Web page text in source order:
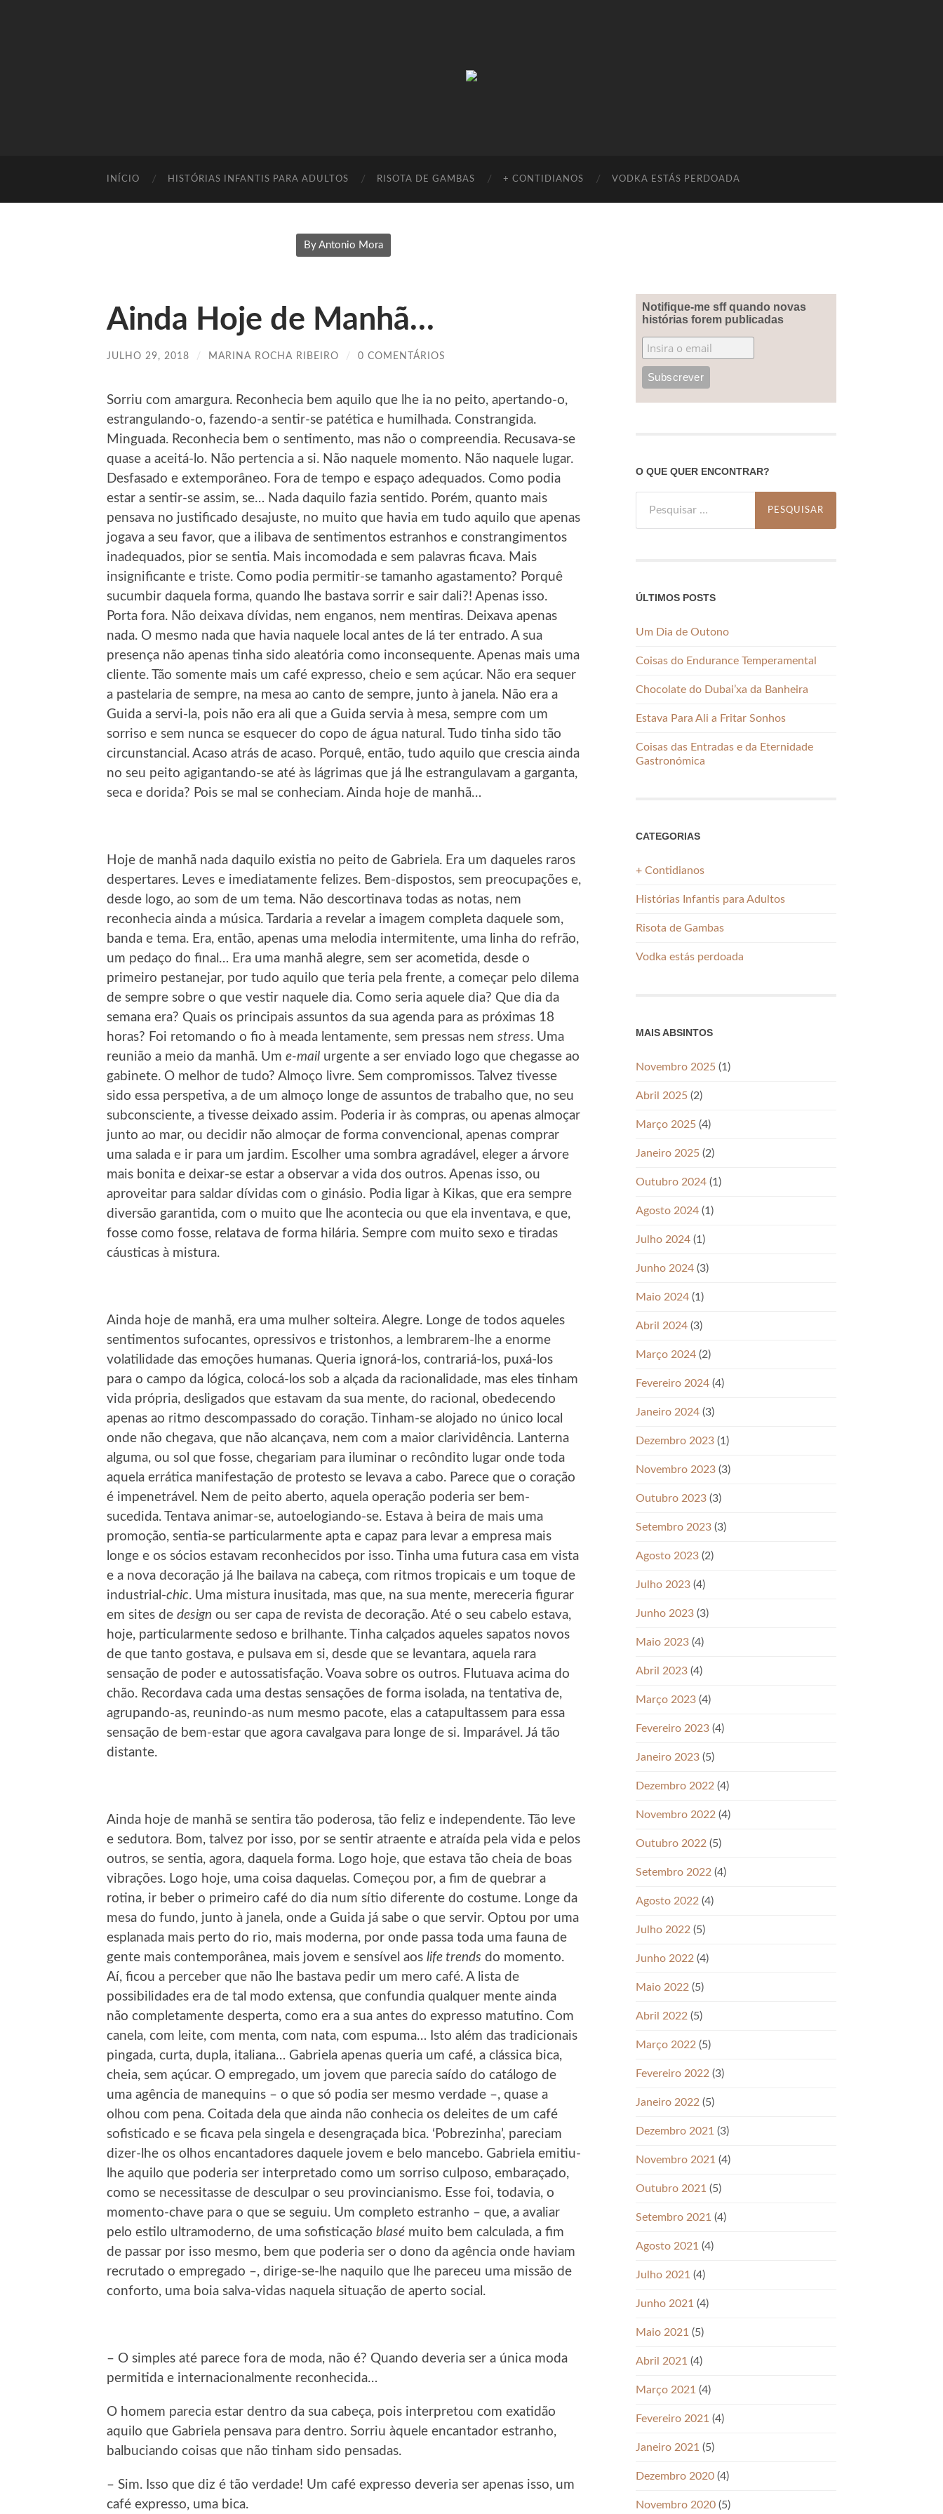
INÍCIO HISTÓRIAS INFANTIS PARA ADULTOS RISOTA DE GAMBAS + CONTIDIANOS VODKA ESTÁS PERDOADA
By Antonio Mora
Ainda Hoje de Manhã…
JULHO 29, 2018 / MARINA ROCHA RIBEIRO / 0 COMENTÁRIOS
Sorriu com amargura. Reconhecia bem aquilo que lhe ia no peito, apertando-o,
estrangulando-o, fazendo-a sentir-se patética e humilhada. Constrangida.
Minguada. Reconhecia bem o sentimento, mas não o compreendia. Recusava-se
quase a aceitá-lo. Não pertencia a si. Não naquele momento. Não naquele lugar.
Desfasado e extemporâneo. Fora de tempo e espaço adequados. Como podia
estar a sentir-se assim, se… Nada daquilo fazia sentido. Porém, quanto mais
pensava no justificado desajuste, no muito que havia em tudo aquilo que apenas
jogava a seu favor, que a ilibava de sentimentos estranhos e constrangimentos
inadequados, pior se sentia. Mais incomodada e sem palavras ficava. Mais
insignificante e triste. Como podia permitir-se tamanho agastamento? Porquê
sucumbir daquela forma, quando lhe bastava sorrir e sair dali?! Apenas isso.
Porta fora. Não deixava dívidas, nem enganos, nem mentiras. Deixava apenas
nada. O mesmo nada que havia naquele local antes de lá ter entrado. A sua
presença não apenas tinha sido aleatória como inconsequente. Apenas mais uma
cliente. Tão somente mais um café expresso, cheio e sem açúcar. Não era sequer
a pastelaria de sempre, na mesa ao canto de sempre, junto à janela. Não era a
Guida a servi-la, pois não era ali que a Guida servia à mesa, sempre com um
sorriso e sem nunca se esquecer do copo de água natural. Tudo tinha sido tão
circunstancial. Acaso atrás de acaso. Porquê, então, tudo aquilo que crescia ainda
no seu peito agigantando-se até às lágrimas que já lhe estrangulavam a garganta,
seca e dorida? Pois se mal se conheciam. Ainda hoje de manhã…
Hoje de manhã nada daquilo existia no peito de Gabriela. Era um daqueles raros
despertares. Leves e imediatamente felizes. Bem-dispostos, sem preocupações e,
desde logo, ao som de um tema. Não descortinava todas as notas, nem
reconhecia ainda a música. Tardaria a revelar a imagem completa daquele som,
banda e tema. Era, então, apenas uma melodia intermitente, uma linha do refrão,
um pedaço do final… Era uma manhã alegre, sem ser acometida, desde o
primeiro pestanejar, por tudo aquilo que teria pela frente, a começar pelo dilema
de sempre sobre o que vestir naquele dia. Como seria aquele dia? Que dia da
semana era? Quais os principais assuntos da sua agenda para as próximas 18
horas? Foi retomando o fio à meada lentamente, sem pressas nem stress. Uma
reunião a meio da manhã. Um e-mail urgente a ser enviado logo que chegasse ao
gabinete. O melhor de tudo? Almoço livre. Sem compromissos. Talvez tivesse
sido essa perspetiva, a de um almoço longe de assuntos de trabalho que, no seu
subconsciente, a tivesse deixado assim. Poderia ir às compras, ou apenas almoçar
junto ao mar, ou decidir não almoçar de forma convencional, apenas comprar
uma salada e ir para um jardim. Escolher uma sombra agradável, eleger a árvore
mais bonita e deixar-se estar a observar a vida dos outros. Apenas isso, ou
aproveitar para saldar dívidas com o ginásio. Podia ligar à Kikas, que era sempre
diversão garantida, com o muito que lhe acontecia ou que ela inventava, e que,
fosse como fosse, relatava de forma hilária. Sempre com muito sexo e tiradas
cáusticas à mistura.
Ainda hoje de manhã, era uma mulher solteira. Alegre. Longe de todos aqueles
sentimentos sufocantes, opressivos e tristonhos, a lembrarem-lhe a enorme
volatilidade das emoções humanas. Queria ignorá-los, contrariá-los, puxá-los
para o campo da lógica, colocá-los sob a alçada da racionalidade, mas eles tinham
vida própria, desligados que estavam da sua mente, do racional, obedecendo
apenas ao ritmo descompassado do coração. Tinham-se alojado no único local
onde não chegava, que não alcançava, nem com a maior clarividência. Lanterna
alguma, ou sol que fosse, chegariam para iluminar o recôndito lugar onde toda
aquela errática manifestação de protesto se levava a cabo. Parece que o coração
é impenetrável. Nem de peito aberto, aquela operação poderia ser bem-
sucedida. Tentava animar-se, autoelogiando-se. Estava à beira de mais uma
promoção, sentia-se particularmente apta e capaz para levar a empresa mais
longe e os sócios estavam reconhecidos por isso. Tinha uma futura casa em vista
e a nova decoração já lhe bailava na cabeça, com ritmos tropicais e um toque de
industrial-chic. Uma mistura inusitada, mas que, na sua mente, mereceria figurar
em sites de design ou ser capa de revista de decoração. Até o seu cabelo estava,
hoje, particularmente sedoso e brilhante. Tinha calçados aqueles sapatos novos
de que tanto gostava, e pulsava em si, desde que se levantara, aquela rara
sensação de poder e autossatisfação. Voava sobre os outros. Flutuava acima do
chão. Recordava cada uma destas sensações de forma isolada, na tentativa de,
agrupando-as, reunindo-as num mesmo pacote, elas a catapultassem para essa
sensação de bem-estar que agora cavalgava para longe de si. Imparável. Já tão
distante.
Ainda hoje de manhã se sentira tão poderosa, tão feliz e independente. Tão leve
e sedutora. Bom, talvez por isso, por se sentir atraente e atraída pela vida e pelos
outros, se sentia, agora, daquela forma. Logo hoje, que estava tão cheia de boas
vibrações. Logo hoje, uma coisa daquelas. Começou por, a fim de quebrar a
rotina, ir beber o primeiro café do dia num sítio diferente do costume. Longe da
mesa do fundo, junto à janela, onde a Guida já sabe o que servir. Optou por uma
esplanada mais perto do rio, mais moderna, por onde passa toda uma fauna de
gente mais contemporânea, mais jovem e sensível aos life trends do momento.
Aí, ficou a perceber que não lhe bastava pedir um mero café. A lista de
possibilidades era de tal modo extensa, que confundia qualquer mente ainda
não completamente desperta, como era a sua antes do expresso matutino. Com
canela, com leite, com menta, com nata, com espuma… Isto além das tradicionais
pingada, curta, dupla, italiana… Gabriela apenas queria um café, a clássica bica,
cheia, sem açúcar. O empregado, um jovem que parecia saído do catálogo de
uma agência de manequins – o que só podia ser mesmo verdade –, quase a
olhou com pena. Coitada dela que ainda não conhecia os deleites de um café
sofisticado e se ficava pela singela e desengraçada bica. ‘Pobrezinha’, pareciam
dizer-lhe os olhos encantadores daquele jovem e belo mancebo. Gabriela emitiu-
lhe aquilo que poderia ser interpretado como um sorriso culposo, embaraçado,
como se necessitasse de desculpar o seu provincianismo. Esse foi, todavia, o
momento-chave para o que se seguiu. Um completo estranho – que, a avaliar
pelo estilo ultramoderno, de uma sofisticação blasé muito bem calculada, a fim
de passar por isso mesmo, bem que poderia ser o dono da agência onde haviam
recrutado o empregado –, dirige-se-lhe naquilo que lhe pareceu uma missão de
conforto, uma boia salva-vidas naquela situação de aperto social.
– O simples até parece fora de moda, não é? Quando deveria ser a única moda
permitida e internacionalmente reconhecida…
O homem parecia estar dentro da sua cabeça, pois interpretou com exatidão
aquilo que Gabriela pensava para dentro. Sorriu àquele encantador estranho,
balbuciando coisas que não tinham sido pensadas.
– Sim. Isso que diz é tão verdade! Um café expresso deveria ser apenas isso, um
café expresso, uma bica.
Notifique-me sff quando novas
histórias forem publicadas
O QUE QUER ENCONTRAR?
por:
ÚLTIMOS POSTS
Um Dia de Outono
Coisas do Endurance Temperamental
Chocolate do Dubai’xa da Banheira
Estava Para Ali a Fritar Sonhos
Coisas das Entradas e da Eternidade
Gastronómica
CATEGORIAS
+ Contidianos
Histórias Infantis para Adultos
Risota de Gambas
Vodka estás perdoada
MAIS ABSINTOS
Novembro 2025 (1)
Abril 2025 (2)
Março 2025 (4)
Janeiro 2025 (2)
Outubro 2024 (1)
Agosto 2024 (1)
Julho 2024 (1)
Junho 2024 (3)
Maio 2024 (1)
Abril 2024 (3)
Março 2024 (2)
Fevereiro 2024 (4)
Janeiro 2024 (3)
Dezembro 2023 (1)
Novembro 2023 (3)
Outubro 2023 (3)
Setembro 2023 (3)
Agosto 2023 (2)
Julho 2023 (4)
Junho 2023 (3)
Maio 2023 (4)
Abril 2023 (4)
Março 2023 (4)
Fevereiro 2023 (4)
Janeiro 2023 (5)
Dezembro 2022 (4)
Novembro 2022 (4)
Outubro 2022 (5)
Setembro 2022 (4)
Agosto 2022 (4)
Julho 2022 (5)
Junho 2022 (4)
Maio 2022 (5)
Abril 2022 (5)
Março 2022 (5)
Fevereiro 2022 (3)
Janeiro 2022 (5)
Dezembro 2021 (3)
Novembro 2021 (4)
Outubro 2021 (5)
Setembro 2021 (4)
Agosto 2021 (4)
Julho 2021 (4)
Junho 2021 (4)
Maio 2021 (5)
Abril 2021 (4)
Março 2021 (4)
Fevereiro 2021 (4)
Janeiro 2021 (5)
Dezembro 2020 (4)
Novembro 2020 (5)